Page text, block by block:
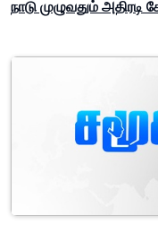
நாடு முழுவதும்